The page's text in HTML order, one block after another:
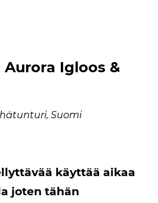
Igloos &
Suomi
käyttää aikaa
joten tähän